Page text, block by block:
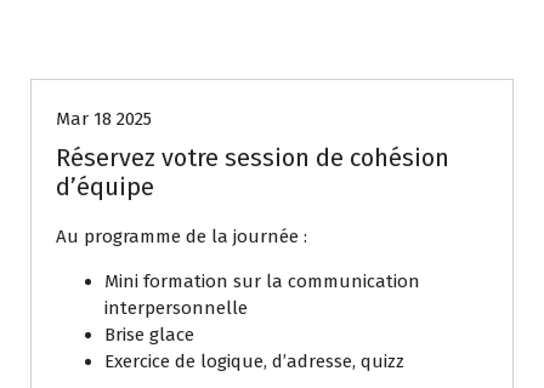
Mar 18 2025
Réservez votre session de cohésion
d’équipe
Au programme de la journée :
Mini formation sur la communication
interpersonnelle
Brise glace
Exercice de logique, d’adresse, quizz